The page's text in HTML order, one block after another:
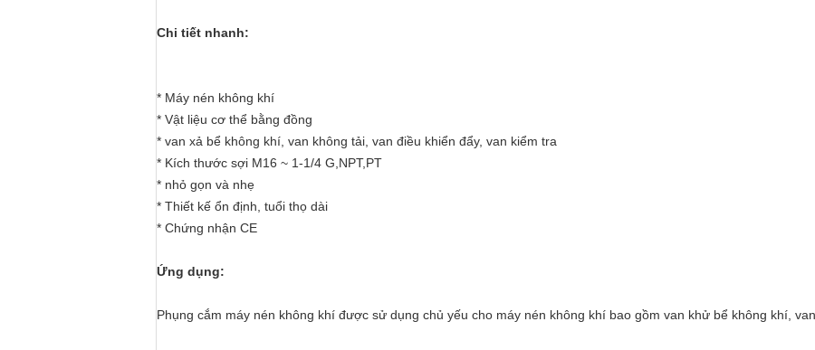
Chi tiết nhanh:
* Máy nén không khí
* Vật liệu cơ thể bằng đồng
* van xả bể không khí, van không tải, van điều khiển đẩy, van kiểm tra
* Kích thước sợi M16 ~ 1-1/4 G,NPT,PT
* nhỏ gọn và nhẹ
* Thiết kế ổn định, tuổi thọ dài
* Chứng nhận CE
Ứng dụng:
Phụng cắm máy nén không khí được sử dụng chủ yếu cho máy nén không khí bao gồm van khử bể không khí,